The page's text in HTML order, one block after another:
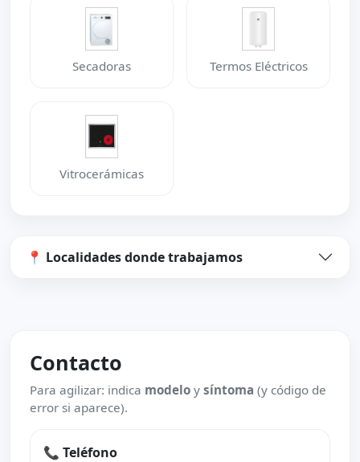
Secadoras Termos Eléctricos
Vitrocerámicas
📍 Localidades donde trabajamos
Contacto
Para agilizar: indica modelo y síntoma (y código de
error si aparece).
📞 Teléfono